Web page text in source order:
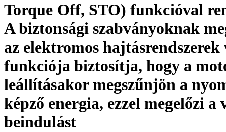
Torque Off, STO) funkcióval
A biztonsági szabványoknak
az elektromos hajtásrendszerek
funkciója biztosítja, hogy a
leállításakor megszűnjön a
képző energia, ezzel megelőzi a
beindulást